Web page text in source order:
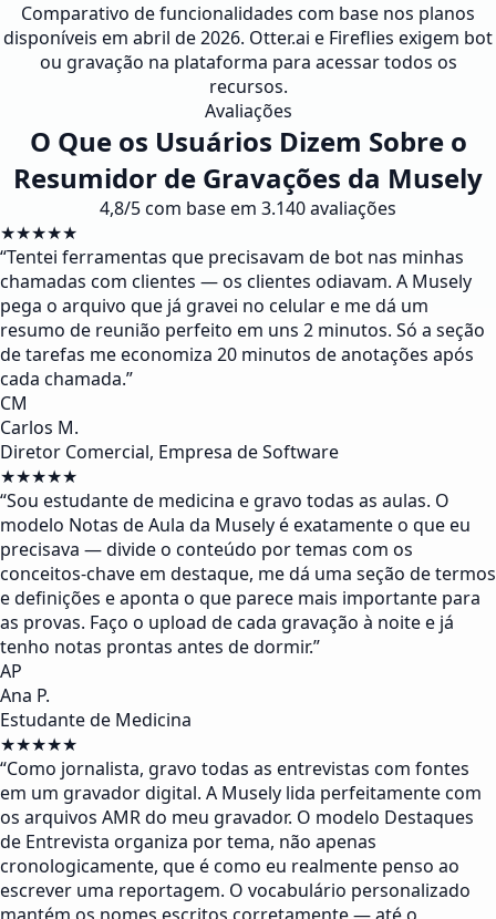
Comparativo de funcionalidades com base nos planos
disponíveis em abril de 2026. Otter.ai e Fireflies exigem bot
ou gravação na plataforma para acessar todos os
recursos.
Avaliações
O Que os Usuários Dizem Sobre o
Resumidor de Gravações da Musely
4,8/5 com base em 3.140 avaliações
★★★★★
“Tentei ferramentas que precisavam de bot nas minhas
chamadas com clientes — os clientes odiavam. A Musely
pega o arquivo que já gravei no celular e me dá um
resumo de reunião perfeito em uns 2 minutos. Só a seção
de tarefas me economiza 20 minutos de anotações após
cada chamada.”
CM
Carlos M.
Diretor Comercial, Empresa de Software
★★★★★
“Sou estudante de medicina e gravo todas as aulas. O
modelo Notas de Aula da Musely é exatamente o que eu
precisava — divide o conteúdo por temas com os
conceitos-chave em destaque, me dá uma seção de termos
e definições e aponta o que parece mais importante para
as provas. Faço o upload de cada gravação à noite e já
tenho notas prontas antes de dormir.”
AP
Ana P.
Estudante de Medicina
★★★★★
“Como jornalista, gravo todas as entrevistas com fontes
em um gravador digital. A Musely lida perfeitamente com
os arquivos AMR do meu gravador. O modelo Destaques
de Entrevista organiza por tema, não apenas
cronologicamente, que é como eu realmente penso ao
escrever uma reportagem. O vocabulário personalizado